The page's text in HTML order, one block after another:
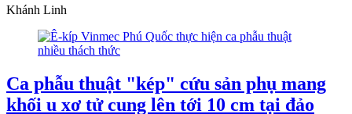
Khánh Linh
Ca phẫu thuật "kép" cứu sản phụ mang
khối u xơ tử cung lên tới 10 cm tại đảo